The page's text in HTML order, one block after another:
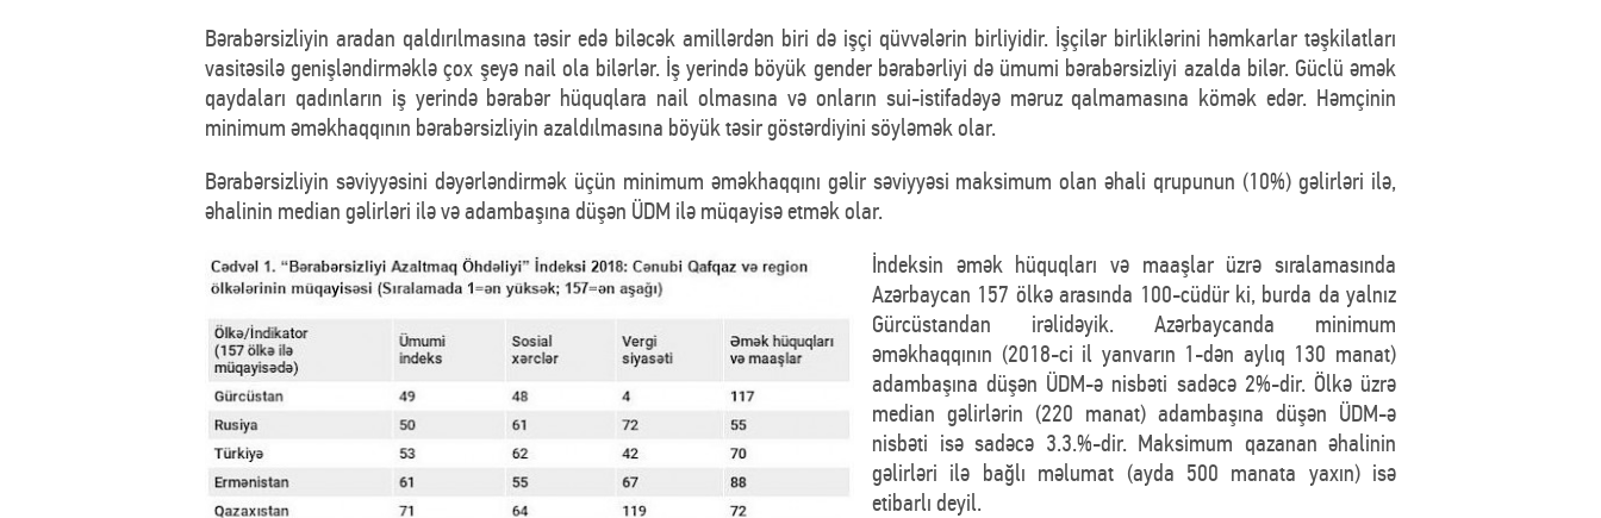
Bərabərsizliyin aradan qaldırılmasına təsir edə biləcək amillərdən biri də işçi qüvvələrin birliyidir. İşçilər birliklərini həmkarlar təşkilatları
vasitəsilə genişləndirməklə çox şeyə nail ola bilərlər. İş yerində böyük gender bərabərliyi də ümumi bərabərsizliyi azalda bilər. Güclü əmək
qaydaları qadınların iş yerində bərabər hüquqlara nail olmasına və onların sui-istifadəyə məruz qalmamasına kömək edər. Həmçinin
minimum əməkhaqqının bərabərsizliyin azaldılmasına böyük təsir göstərdiyini söyləmək olar.
Bərabərsizliyin səviyyəsini dəyərləndirmək üçün minimum əməkhaqqını gəlir səviyyəsi maksimum olan əhali qrupunun (10%) gəlirləri ilə,
əhalinin median gəlirləri ilə və adambaşına düşən ÜDM ilə müqayisə etmək olar.
İndeksin əmək hüquqları və maaşlar üzrə sıralamasında
Azərbaycan 157 ölkə arasında 100-cüdür ki, burda da yalnız
Gürcüstandan irəlidəyik. Azərbaycanda minimum
əməkhaqqının (2018-ci il yanvarın 1-dən aylıq 130 manat)
adambaşına düşən ÜDM-ə nisbəti sadəcə 2%-dir. Ölkə üzrə
median gəlirlərin (220 manat) adambaşına düşən ÜDM-ə
nisbəti isə sadəcə 3.3.%-dir. Maksimum qazanan əhalinin
gəlirləri ilə bağlı məlumat (ayda 500 manata yaxın) isə
etibarlı deyil.